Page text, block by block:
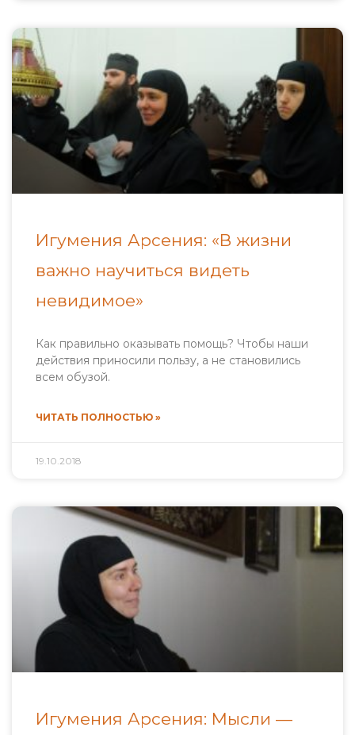
Игумения Арсения: «В жизни
важно научиться видеть
невидимое»
Как правильно оказывать помощь? Чтобы наши
действия приносили пользу, а не становились
всем обузой.
ЧИТАТЬ ПОЛНОСТЬЮ »
19.10.2018
Игумения Арсения: Мысли —